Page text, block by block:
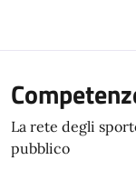
La rete degli
pubblico